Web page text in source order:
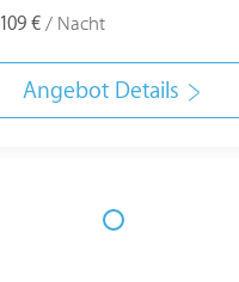
109 €/ Nacht
Angebot Details